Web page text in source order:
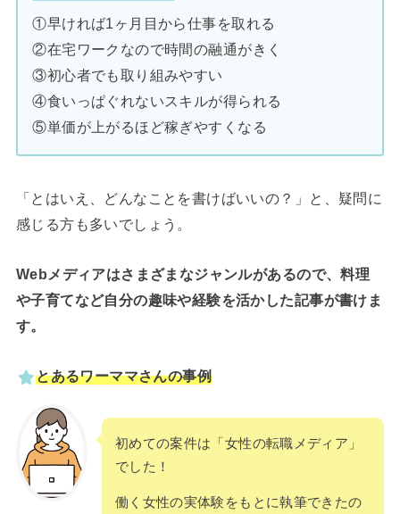
①早ければ1ヶ月目から仕事を取れる
②在宅ワークなので時間の融通がきく
③初心者でも取り組みやすい
④食いっぱぐれないスキルが得られる
⑤単価が上がるほど稼ぎやすくなる
「とはいえ、どんなことを書けばいいの？」と、疑問に
感じる方も多いでしょう。
Webメディアはさまざまなジャンルがあるので、料理
や子育てなど自分の趣味や経験を活かした記事が書けま
す。
とあるワーママさんの事例
初めての案件は「女性の転職メディア」
でした！
働く女性の実体験をもとに執筆できたの